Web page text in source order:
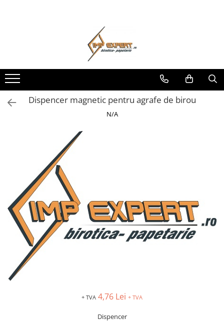
ORGANIZARE & ARHIVARE
BIBLIORAFTURI & CAIETE MECANICE
ACCESORII ARHIVARE
SEPARATOARE
CUTII DE ARHIVARE
DOSARE DIN PLASTIC & CARTON
MAPE DE BIROU
CLIPBOARD-URI
ARTICOLE DIN HARTIE
HARTIE PENTRU COPIATOR SI
IMPRIMANTA
HARTIE & CARTON COLOR
TIPIZATE & HARTII OPERATIONALE
PLICURI PENTRU CORESPONDENTA,
DOCUMENTE & SPECIALE
CUBURI DIN HARTIE & CUBURI
Dispencer magnetic pentru agrafe de birou
N/A
+ TVA 4,76 Lei + TVA
Dispencer